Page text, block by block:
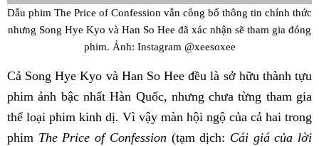
Dẫu phim The Price of Confession vẫn công bố thông tin chính thức
nhưng Song Hye Kyo và Han So Hee đã xác nhận sẽ tham gia đóng
phim. Ảnh: Instagram @xeesoxee
Cả Song Hye Kyo và Han So Hee đều là sở hữu thành tựu
phim ảnh bậc nhất Hàn Quốc, nhưng chưa từng tham gia
thể loại phim kinh dị. Vì vậy màn hội ngộ của cả hai trong
phim The Price of Confession (tạm dịch: Cái giá của lời